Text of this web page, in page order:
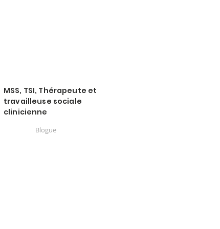
MSS, TSI, Thérapeute et
travailleuse sociale
clinicienne
Blogue